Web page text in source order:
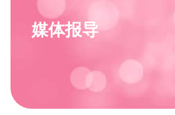
媒体报导